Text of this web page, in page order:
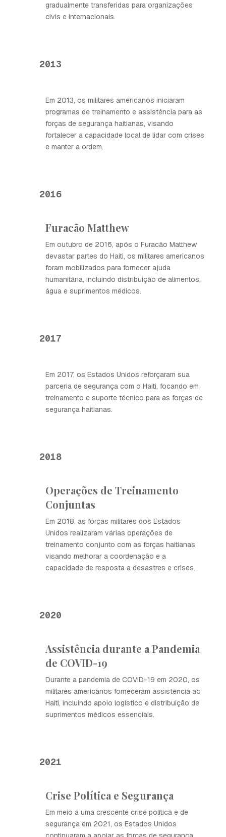
gradualmente transferidas para organizações
civis e internacionais.
2013
Em 2013, os militares americanos iniciaram
programas de treinamento e assistência para as
forças de segurança haitianas, visando
fortalecer a capacidade local de lidar com crises
e manter a ordem.
2016
Furacão Matthew
Em outubro de 2016, após o Furacão Matthew
devastar partes do Haiti, os militares americanos
foram mobilizados para fornecer ajuda
humanitária, incluindo distribuição de alimentos,
água e suprimentos médicos.
2017
Em 2017, os Estados Unidos reforçaram sua
parceria de segurança com o Haiti, focando em
treinamento e suporte técnico para as forças de
segurança haitianas.
2018
Operações de Treinamento
Conjuntas
Em 2018, as forças militares dos Estados
Unidos realizaram várias operações de
treinamento conjunto com as forças haitianas,
visando melhorar a coordenação e a
capacidade de resposta a desastres e crises.
2020
Assistência durante a Pandemia
de COVID-19
Durante a pandemia de COVID-19 em 2020, os
militares americanos forneceram assistência ao
Haiti, incluindo apoio logístico e distribuição de
suprimentos médicos essenciais.
2021
Crise Política e Segurança
Em meio a uma crescente crise política e de
segurança em 2021, os Estados Unidos